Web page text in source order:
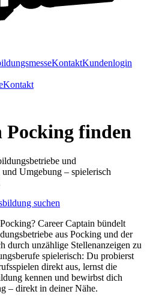
KontaktKundenlogin
Kontakt
Pocking finden
und
und Umgebung – spielerisch
suchen
Pocking? Career Captain bündelt
aus Pocking und der
durch unzählige Stellenanzeigen zu
spielerisch: Du probierst
direkt aus, lernst die
kennen und bewirbst dich
– direkt in deiner Nähe.